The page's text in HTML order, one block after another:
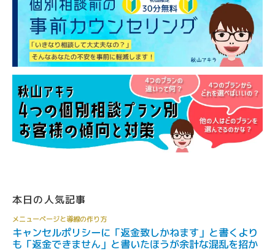
本日の人気記事